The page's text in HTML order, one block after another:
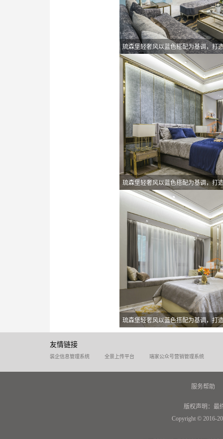
琉森堡轻奢风以蓝色搭配为基调，打
琉森堡轻奢风以蓝色搭配为基调，打
琉森堡轻奢风以蓝色搭配为基调，打
友情链接
装企信息管理系统 全景上传平台 瑞家公众号营销管理系统
服务帮助
版权声明：最
Copyright © 2016-